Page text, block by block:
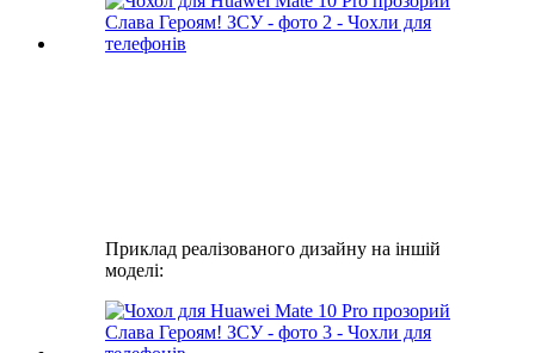
Приклад реалізованого дизайну на іншій
моделі: